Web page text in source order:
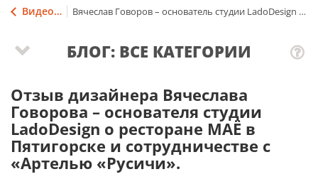
Видеоотзывы об Артели Вячеслав Говоров – основатель студии LadoDesign о ресторане МАЁ в Пятигорске и сотрудничестве с «Артелью «Русичи». Отзыв
Отзыв дизайнера Вячеслава
Говорова – основателя студии
LadoDesign о ресторане МАЁ в
Пятигорске и сотрудничестве с
«Артелью «Русичи».
БЛОГ: ВСЕ КАТЕГОРИИ